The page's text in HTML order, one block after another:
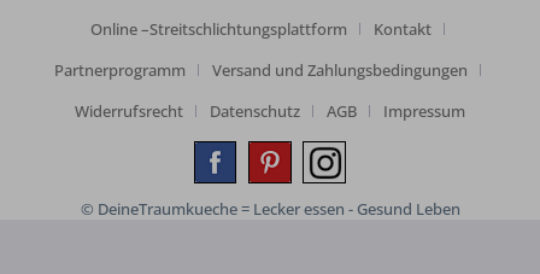
Online –Streitschlichtungsplattform
Kontakt
Partnerprogramm
Versand und Zahlungsbedingungen
Widerrufsrecht
Datenschutz AGB Impressum
© DeineTraumkueche = Lecker essen - Gesund Leben